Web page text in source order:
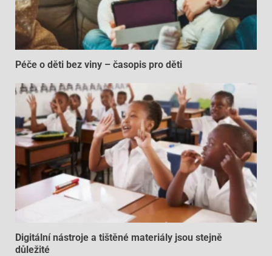
Péče o děti bez viny – časopis pro děti
Digitální nástroje a tištěné materiály jsou stejně
důležité